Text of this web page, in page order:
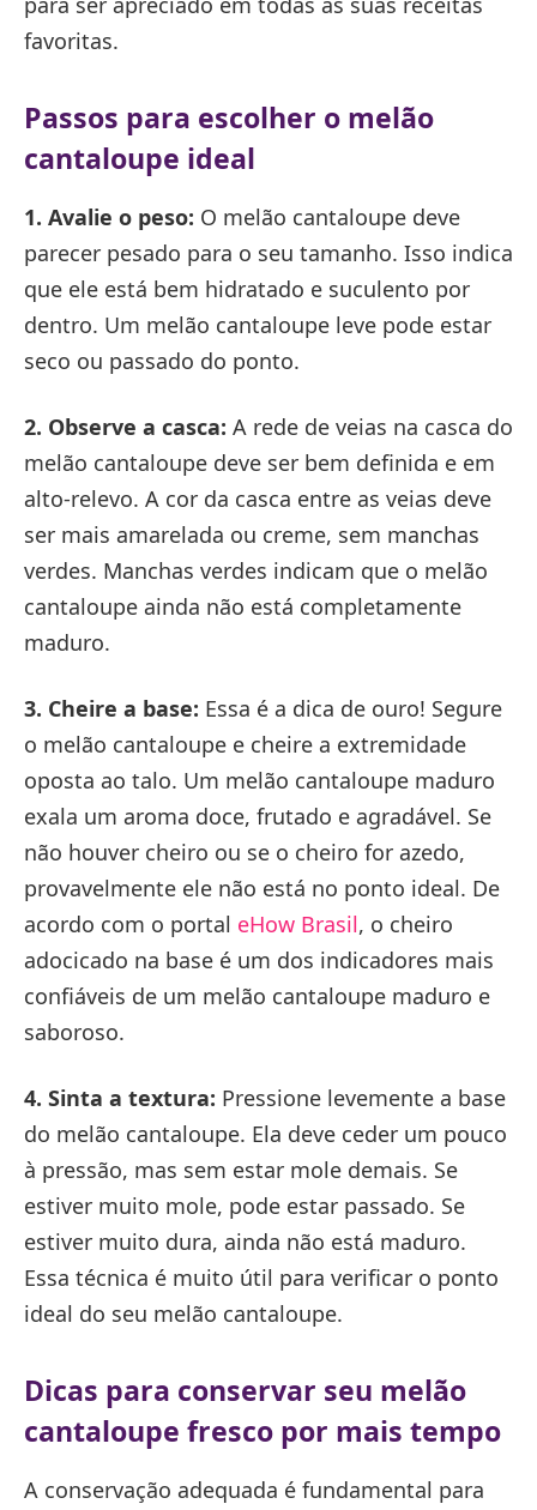
favoritas.
Passos para escolher o melão
cantaloupe ideal
1. Avalie o peso: O melão cantaloupe deve
parecer pesado para o seu tamanho. Isso indica
que ele está bem hidratado e suculento por
dentro. Um melão cantaloupe leve pode estar
seco ou passado do ponto.
2. Observe a casca: A rede de veias na casca do
melão cantaloupe deve ser bem definida e em
alto-relevo. A cor da casca entre as veias deve
ser mais amarelada ou creme, sem manchas
verdes. Manchas verdes indicam que o melão
cantaloupe ainda não está completamente
maduro.
3. Cheire a base: Essa é a dica de ouro! Segure
o melão cantaloupe e cheire a extremidade
oposta ao talo. Um melão cantaloupe maduro
exala um aroma doce, frutado e agradável. Se
não houver cheiro ou se o cheiro for azedo,
provavelmente ele não está no ponto ideal. De
acordo com o portal eHow Brasil, o cheiro
adocicado na base é um dos indicadores mais
confiáveis de um melão cantaloupe maduro e
saboroso.
4. Sinta a textura: Pressione levemente a base
do melão cantaloupe. Ela deve ceder um pouco
à pressão, mas sem estar mole demais. Se
estiver muito mole, pode estar passado. Se
estiver muito dura, ainda não está maduro.
Essa técnica é muito útil para verificar o ponto
ideal do seu melão cantaloupe.
Dicas para conservar seu melão
cantaloupe fresco por mais tempo
A conservação adequada é fundamental para